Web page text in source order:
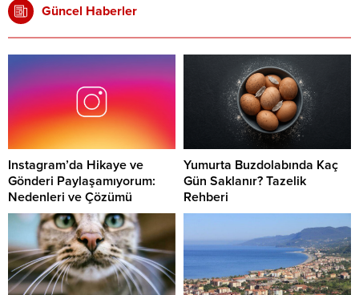
Güncel Haberler
Instagram’da Hikaye ve
Gönderi Paylaşamıyorum:
Nedenleri ve Çözümü
Yumurta Buzdolabında Kaç
Gün Saklanır? Tazelik
Rehberi